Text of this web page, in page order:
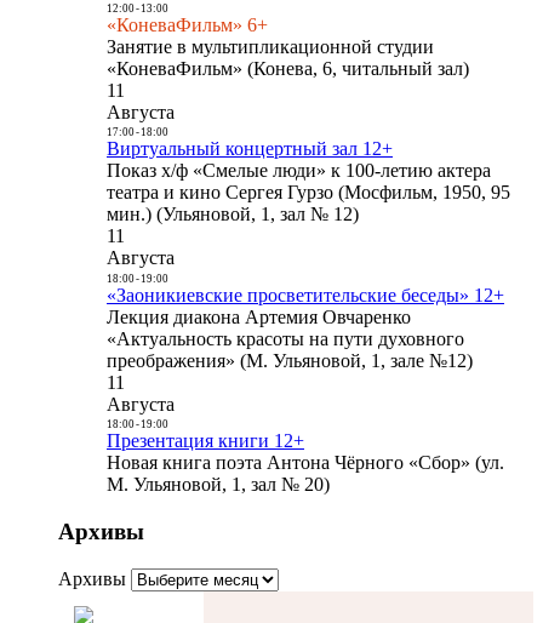
12:00- 13:00
«КоневаФильм» 6+
Занятие в мультипликационной студии
«КоневаФильм» (Конева, 6, читальный зал)
11
Августа
17:00- 18:00
Виртуальный концертный зал 12+
Показ х/ф «Смелые люди» к 100-летию актера
театра и кино Сергея Гурзо (Мосфильм, 1950, 95
мин.) (Ульяновой, 1, зал № 12)
11
Августа
18:00- 19:00
«Заоникиевские просветительские беседы» 12+
Лекция диакона Артемия Овчаренко
«Актуальность красоты на пути духовного
преображения» (М. Ульяновой, 1, зале №12)
11
Августа
18:00- 19:00
Презентация книги 12+
Новая книга поэта Антона Чёрного «Сбор» (ул.
М. Ульяновой, 1, зал № 20)
Архивы
Архивы